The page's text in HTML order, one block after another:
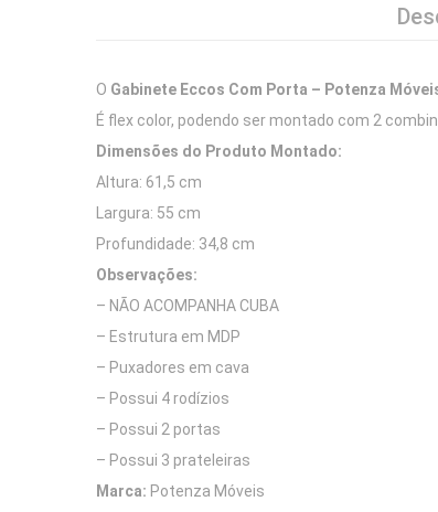
O Gabinete Eccos Com Porta – Potenza
É flex color, podendo ser montado com 2
Dimensões do Produto Montado:
Altura: 61,5 cm
Largura: 55 cm
Profundidade: 34,8 cm
Observações:
– NÃO ACOMPANHA CUBA
– Estrutura em MDP
– Puxadores em cava
– Possui 4 rodízios
– Possui 2 portas
– Possui 3 prateleiras
Marca: Potenza Móveis